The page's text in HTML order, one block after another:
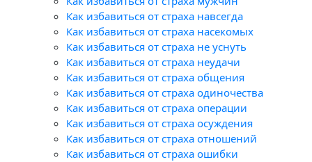
Как избавиться от страха навсегда
Как избавиться от страха насекомых
Как избавиться от страха не уснуть
Как избавиться от страха неудачи
Как избавиться от страха общения
Как избавиться от страха одиночества
Как избавиться от страха операции
Как избавиться от страха осуждения
Как избавиться от страха отношений
Как избавиться от страха ошибки